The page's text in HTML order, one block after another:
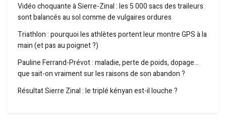
Vidéo choquante à Sierre-Zinal : les 5 000 sacs des traileurs
sont balancés au sol comme de vulgaires ordures
Triathlon : pourquoi les athlètes portent leur montre GPS à la
main (et pas au poignet ?)
Pauline Ferrand-Prévot : maladie, perte de poids, dopage…
que sait-on vraiment sur les raisons de son abandon ?
Résultat Sierre Zinal : le triplé kényan est-il louche ?